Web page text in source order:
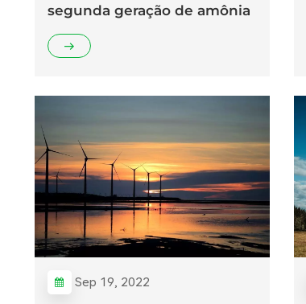
segunda geração de amônia
verde.
Sep 19, 2022